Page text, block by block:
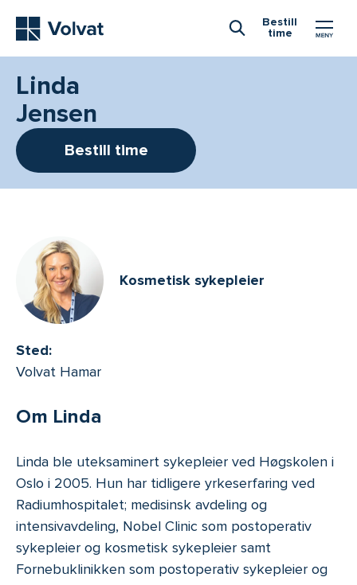
Bestill
time
Linda
Jensen
Bestill time
Kosmetisk sykepleier
Sted:
Volvat Hamar
Om Linda
Linda ble uteksaminert sykepleier ved Høgskolen i
Oslo i 2005. Hun har tidligere yrkeserfaring ved
Radiumhospitalet; medisinsk avdeling og
intensivavdeling, Nobel Clinic som postoperativ
sykepleier og kosmetisk sykepleier samt
Fornebuklinikken som postoperativ sykepleier og